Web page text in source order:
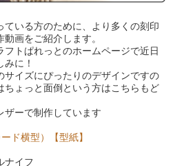
ている方のために、より多くの刻印
画をご紹介します。
フトぱれっとのホームページで近日
に！
サイズにぴったりのデザインですの
ちょっと面倒という方はこちらもど
ーで制作しています
ド横型）【型紙】
ナイフ